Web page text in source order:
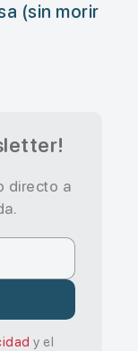
(sin morir
directo a
y el